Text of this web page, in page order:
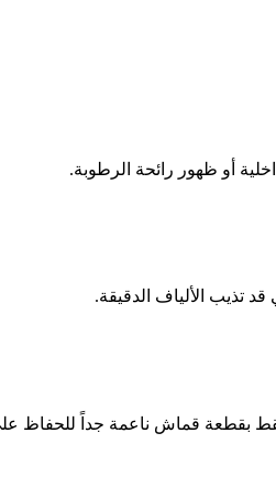
أو ظهور رائحة الرطوبة.
قد تذيب الألياف الدقيقة.
فقط بقطعة قماش ناعمة جداً للحفاظ